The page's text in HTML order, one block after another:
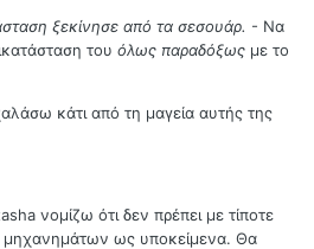
ξεκίνησε από τα σεσουάρ. - Να
του όλως παραδόξως με το
κάτι από τη μαγεία αυτής της
νομίζω ότι δεν πρέπει με τίποτε
μηχανημάτων ως υποκείμενα. Θα